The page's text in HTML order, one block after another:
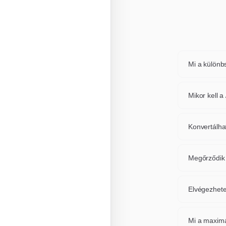
Mi a
valamint
Mikor kell
konverzió
válassza
Mi a